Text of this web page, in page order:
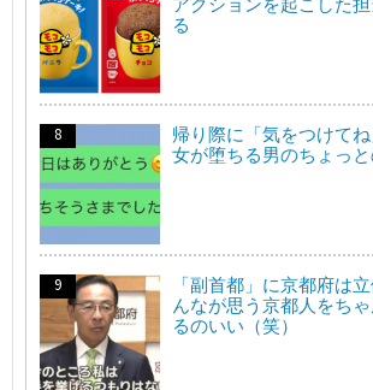
る
帰り際に「気をつけて
女が堕ちる男のちょっ
「副首都」に京都府は
んなが思う京都人をち
るのいい（笑）